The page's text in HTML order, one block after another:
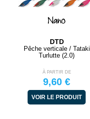
Nano
DTD
Pêche verticale / Tataki
Turlutte (2.0)
À PARTIR DE
9,60 €
VOIR LE PRODUIT